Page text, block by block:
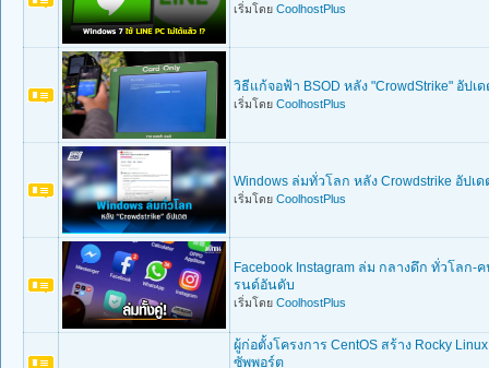
เริ่มโดย CoolhostPlus
วิธีแก้จอฟ้า BSOD หลัง "CrowdStrike" อัปเ
เริ่มโดย CoolhostPlus
Windows ล่มทั่วโลก หลัง Crowdstrike อัปเ
เริ่มโดย CoolhostPlus
Facebook Instagram ล่ม กลางดึก ทั่วโลก-
รนด์อันดับ
เริ่มโดย CoolhostPlus
ผู้ก่อตั้งโครงการ CentOS สร้าง Rocky
ซัพพอร์ต